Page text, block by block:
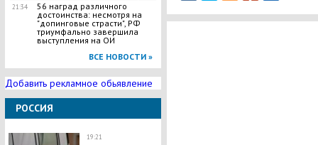
21:34
56 наград различного
достоинства: несмотря на
"допинговые страсти", РФ
триумфально завершила
выступления на ОИ
ВСЕ НОВОСТИ »
Добавить рекламное обьявление
РОССИЯ
19:21